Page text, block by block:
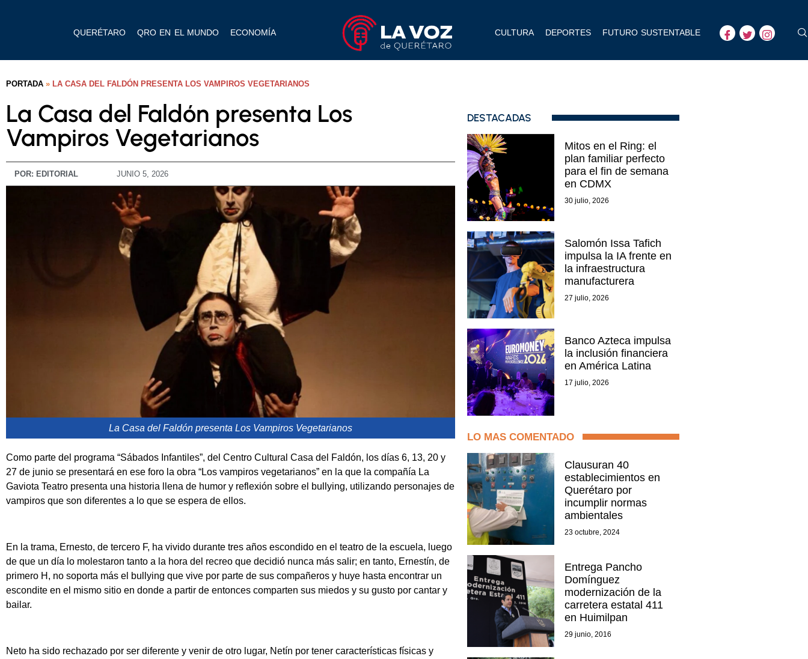
QUERÉTARO QRO EN EL MUNDO ECONOMÍA CULTURA DEPORTES FUTURO SUSTENTABLE
PORTADA » LA CASA DEL FALDÓN PRESENTA LOS VAMPIROS VEGETARIANOS
La Casa del Faldón presenta Los
Vampiros Vegetarianos
POR: EDITORIAL JUNIO 5, 2026
La Casa del Faldón presenta Los Vampiros Vegetarianos
Como parte del programa “Sábados Infantiles”, del Centro Cultural Casa del Faldón, los días 6, 13, 20 y
27 de junio se presentará en ese foro la obra “Los vampiros vegetarianos” en la que la compañía La
Gaviota Teatro presenta una historia llena de humor y reflexión sobre el bullying, utilizando personajes de
vampiros que son diferentes a lo que se espera de ellos.
En la trama, Ernesto, de tercero F, ha vivido durante tres años escondido en el teatro de la escuela, luego
de que un día lo molestaron tanto a la hora del recreo que decidió nunca más salir; en tanto, Ernestín, de
primero H, no soporta más el bullying que vive por parte de sus compañeros y huye hasta encontrar un
escondite en el mismo sitio en donde a partir de entonces comparten sus miedos y su gusto por cantar y
bailar.
Neto ha sido rechazado por ser diferente y venir de otro lugar, Netín por tener características físicas y
DESTACADAS
Mitos en el Ring: el
plan familiar perfecto
para el fin de semana
en CDMX
30 julio, 2026
Salomón Issa Tafich
impulsa la IA frente en
la infraestructura
manufacturera
27 julio, 2026
Banco Azteca impulsa
la inclusión financiera
en América Latina
17 julio, 2026
LO MAS COMENTADO
Clausuran 40
establecimientos en
Querétaro por
incumplir normas
ambientales
23 octubre, 2024
Entrega Pancho
Domínguez
modernización de la
carretera estatal 411
en Huimilpan
29 junio, 2016